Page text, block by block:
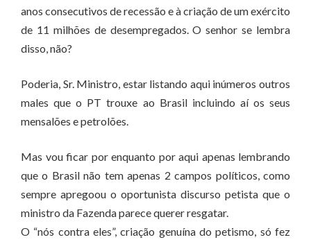
anos consecutivos de recessão e à criação de um exército
de 11 milhões de desempregados. O senhor se lembra
disso, não?
Poderia, Sr. Ministro, estar listando aqui inúmeros outros
males que o PT trouxe ao Brasil incluindo aí os seus
mensalões e petrolões.
Mas vou ficar por enquanto por aqui apenas lembrando
que o Brasil não tem apenas 2 campos políticos, como
sempre apregoou o oportunista discurso petista que o
ministro da Fazenda parece querer resgatar.
O “nós contra eles”, criação genuína do petismo, só fez